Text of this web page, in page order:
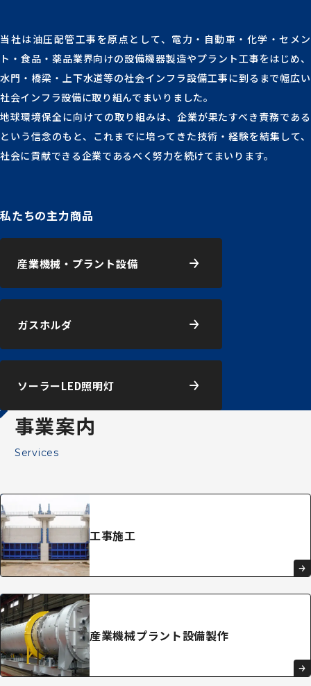
当社は油圧配管工事を原点として、電力・自動車・化学・セメン
ト・食品・薬品業界向けの設備機器製造やプラント工事をはじめ、
水門・橋梁・上下水道等の社会インフラ設備工事に到るまで幅広い
社会インフラ設備に取り組んでまいりました。
地球環境保全に向けての取り組みは、企業が果たすべき責務である
という信念のもと、これまでに培ってきた技術・経験を結集して、
社会に貢献できる企業であるべく努力を続けてまいります。
私たちの主力商品
産業機械・プラント設備
ガスホルダ
ソーラーLED照明灯
事業案内
Services
工事施工
産業機械プラント設備製作